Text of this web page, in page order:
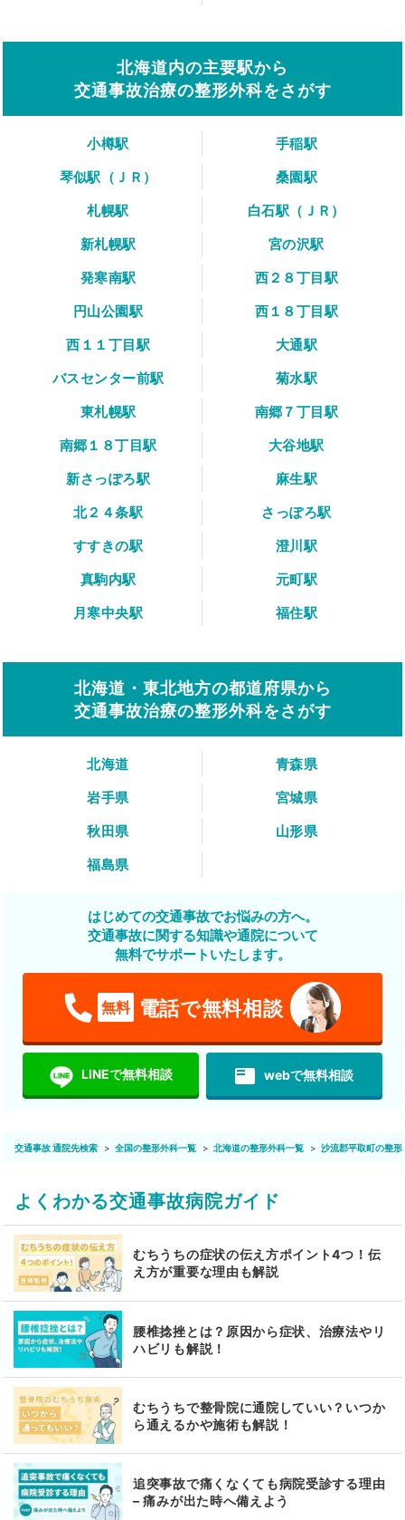
北海道内の主要駅から
交通事故治療の整形外科をさがす
小樽駅
手稲駅
琴似駅（ＪＲ）
桑園駅
札幌駅
白石駅（ＪＲ）
新札幌駅
宮の沢駅
発寒南駅
西２８丁目駅
円山公園駅
西１８丁目駅
西１１丁目駅
大通駅
バスセンター前駅
菊水駅
東札幌駅
南郷７丁目駅
南郷１８丁目駅
大谷地駅
新さっぽろ駅
麻生駅
北２４条駅
さっぽろ駅
すすきの駅
澄川駅
真駒内駅
元町駅
月寒中央駅
福住駅
北海道・東北地方の都道府県から
交通事故治療の整形外科をさがす
北海道
青森県
岩手県
宮城県
秋田県
山形県
福島県
はじめての交通事故でお悩みの方へ。
交通事故に関する知識や通院について
無料でサポートいたします。
無料 電話で無料相談
LINEで無料相談 featured_play_list webで無料相談
交通事故 通院先検索 全国の整形外科一覧 北海道の整形外科一覧 沙流郡平取町の整形
よくわかる交通事故病院ガイド
むちうちの症状の伝え方ポイント4つ！伝
え方が重要な理由も解説
腰椎捻挫とは？原因から症状、治療法やリ
ハビリも解説！
むちうちで整骨院に通院していい？いつか
ら通えるかや施術も解説！
追突事故で痛くなくても病院受診する理由
– 痛みが出た時へ備えよう